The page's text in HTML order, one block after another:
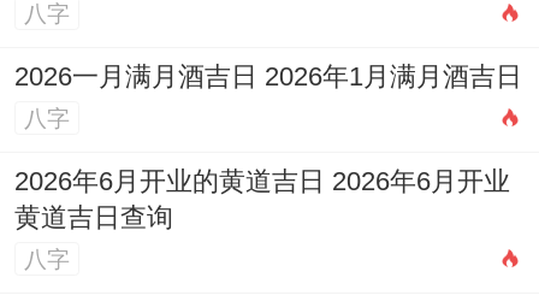
八字
2026一月满月酒吉日 2026年1月满月酒吉日
八字
2026年6月开业的黄道吉日 2026年6月开业
黄道吉日查询
八字